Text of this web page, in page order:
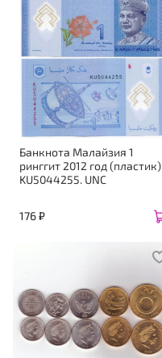
Банкнота Малайзия 1
ринггит 2012 год (пластик)
KU5044255. UNC
176 ₽